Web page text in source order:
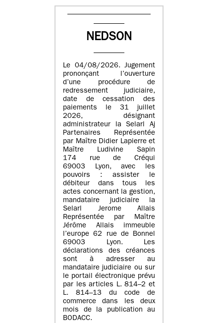
NEDSON
Le 04/08/2026. Jugement
prononçant l’ouverture
d’une procédure de
redressement judiciaire,
date de cessation des
paiements le 31 juillet
2026, désignant
administrateur la Selarl Aj
Partenaires Représentée
par Maître Didier Lapierre et
Maître Ludivine Sapin
174 rue de Créqui
69003 Lyon, avec les
pouvoirs : assister le
débiteur dans tous les
actes concernant la gestion,
mandataire judiciaire la
Selarl Jerome Allais
Représentée par Maître
Jérôme Allais immeuble
l’europe 62 rue de Bonnel
69003 Lyon. Les
déclarations des créances
sont à adresser au
mandataire judiciaire ou sur
le portail électronique prévu
par les articles L. 814–2 et
L. 814–13 du code de
commerce dans les deux
mois de la publication au
BODACC.